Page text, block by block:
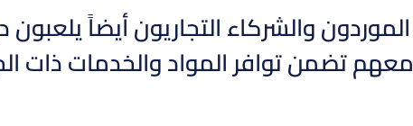
الموردون والشركاء التجاريون أيضاً
معهم تضمن توافر المواد والخدمات ذات